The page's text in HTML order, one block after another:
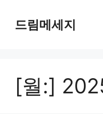
드림메세지
[월:]